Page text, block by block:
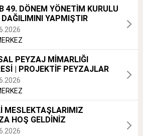
49. DÖNEM YÖNETİM KURULU
DAĞILIMINI YAPMIŞTIR
PEYZAJ MİMARLIĞI
| PROJEKTİF PEYZAJLAR
MESLEKTAŞLARIMIZ
HOŞ GELDİNİZ